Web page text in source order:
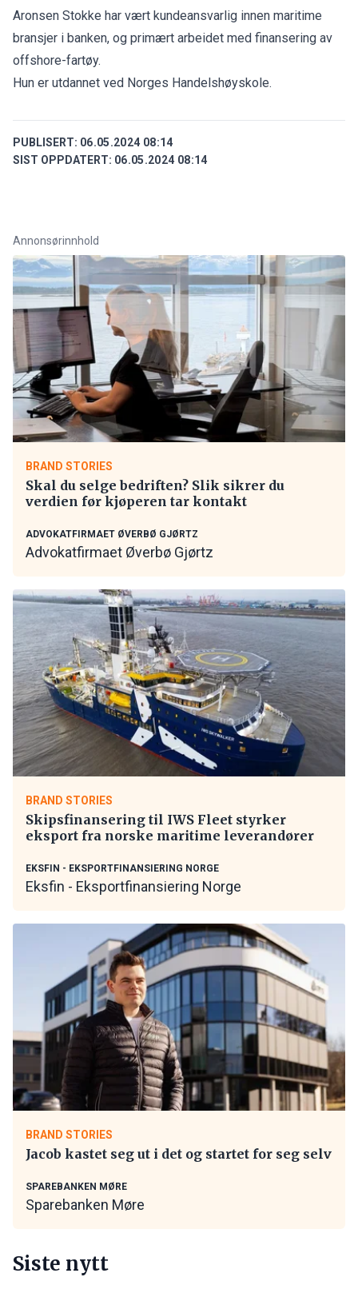
Aronsen Stokke har vært kundeansvarlig innen maritime
bransjer i banken, og primært arbeidet med finansering av
offshore-fartøy.
Hun er utdannet ved Norges Handelshøyskole.
PUBLISERT: 06.05.2024 08:14
SIST OPPDATERT: 06.05.2024 08:14
Annonsørinnhold
BRAND STORIES
Skal du selge bedriften? Slik sikrer du
verdien før kjøperen tar kontakt
ADVOKATFIRMAET ØVERBØ GJØRTZ
Advokatfirmaet Øverbø Gjørtz
BRAND STORIES
Skipsfinansering til IWS Fleet styrker
eksport fra norske maritime leverandører
EKSFIN - EKSPORTFINANSIERING NORGE
Eksfin - Eksportfinansiering Norge
BRAND STORIES
Jacob kastet seg ut i det og startet for seg selv
SPAREBANKEN MØRE
Sparebanken Møre
Siste nytt